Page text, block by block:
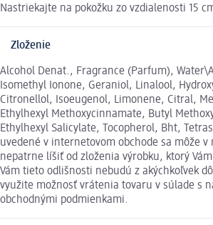
Nastriekajte na pokožku zo vzdialenosti 15
Zloženie
Alcohol Denat., Fragrance (Parfum),
Isomethyl Ionone, Geraniol, Linalool,
Citronellol, Isoeugenol, Limonene, Citral,
Ethylhexyl Methoxycinnamate, Butyl
Ethylhexyl Salicylate, Tocopherol, Bht,
uvedené v internetovom obchode sa môže
nepatrne líšiť od zloženia výrobku, ktorý
Vám tieto odlišnosti nebudú z akýchkoľvek
využite možnosť vrátenia tovaru v súlade s
obchodnými podmienkami.